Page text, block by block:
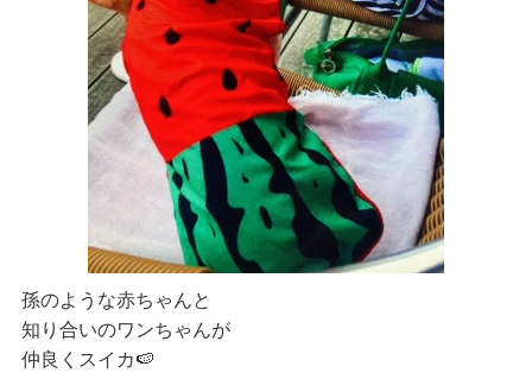
孫のような赤ちゃんと
知り合いのワンちゃんが
仲良くスイカ🍉